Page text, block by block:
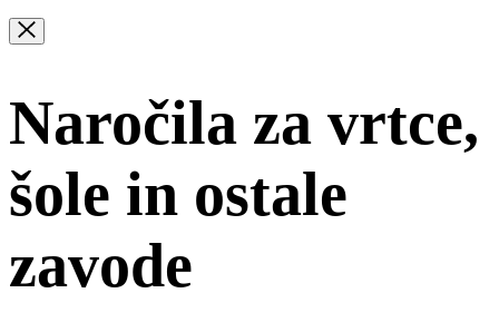
Naročila za vrtce,
šole in ostale
zavode